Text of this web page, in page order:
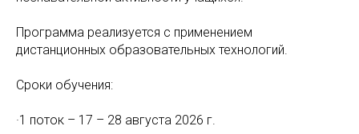
Программа реализуется с применением
дистанционных образовательных технологий.
Сроки обучения:
·1 поток – 17 – 28 августа 2026 г.